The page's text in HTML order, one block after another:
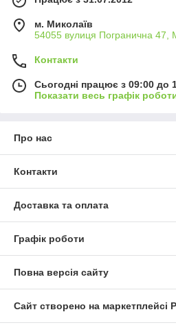
м. Миколаїв
54055 вулиця Погранична 47,
Контакти
Сьогодні працює з 09:00 до
Показати весь графік
Про нас
Контакти
Доставка та оплата
Графік роботи
Повна версія сайту
Сайт створено на маркетплейсі